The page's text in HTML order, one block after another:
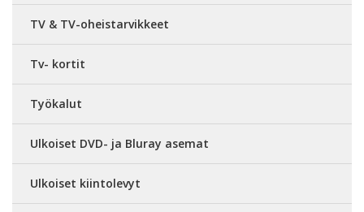
TV & TV-oheistarvikkeet
Tv- kortit
Työkalut
Ulkoiset DVD- ja Bluray asemat
Ulkoiset kiintolevyt